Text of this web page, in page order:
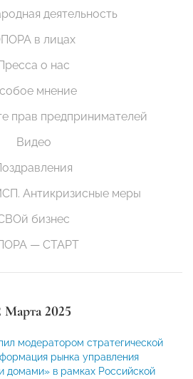
деятельность
в лицах
о нас
мнение
прав предпринимателей
Видео
Антикризисные меры
бизнес
— СТАРТ
Марта 2025
модератором стратегической
рынка управления
домами» в рамках Российской